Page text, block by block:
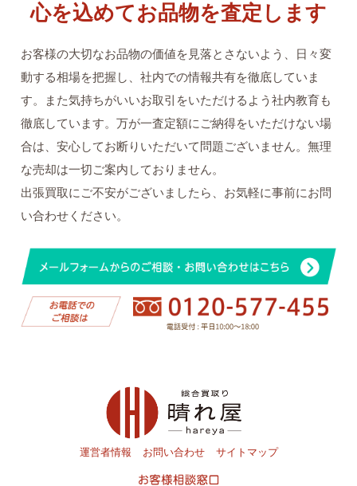
心を込めてお品物を査定します
お客様の大切なお品物の価値を見落とさないよう、日々変
動する相場を把握し、社内での情報共有を徹底していま
す。また気持ちがいいお取引をいただけるよう社内教育も
徹底しています。万が一査定額にご納得をいただけない場
合は、安心してお断りいただいて問題ございません。無理
な売却は一切ご案内しておりません。
出張買取にご不安がございましたら、お気軽に事前にお問
い合わせください。
運営者情報 お問い合わせ サイトマップ